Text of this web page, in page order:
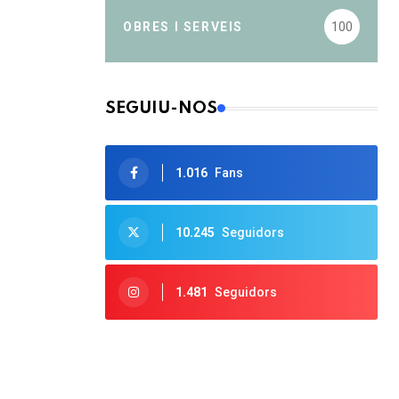
OBRES I SERVEIS 100
SEGUIU-NOS
1.016 Fans
10.245 Seguidors
1.481 Seguidors